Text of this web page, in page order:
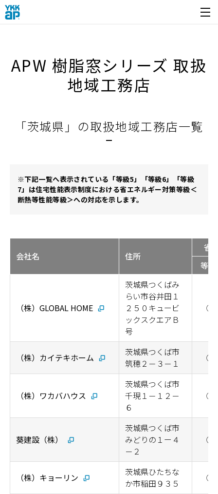
開く
APW 樹脂窓シリーズ 取扱
地域工務店
「茨城県」の取扱地域工務店一覧
※下記一覧へ表示されている「等級5」「等級6」「等級
7」は住宅性能表示制度における省エネルギー対策等級＜
断熱等性能等級＞への対応を示します。
会社名 住所
省
等級
（株）GLOBAL HOME
茨城県つくばみ
らい市谷井田１
２５０キュービ
ックスクエアＢ
号
◯
（株）カイテキホーム
茨城県つくば市
筑穂２－３－１
◯
（株）ワカバハウス
茨城県つくば市
千現１－１２－
６
◯
葵建設（株）
茨城県つくば市
みどりの１ー４
－２
◯
（株）キョーリン
茨城県ひたちな
か市稲田９３５
◯